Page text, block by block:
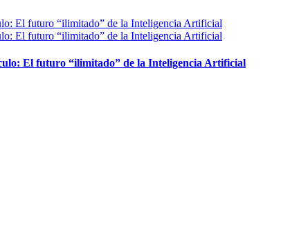
El futuro “ilimitado” de la Inteligencia Artificial